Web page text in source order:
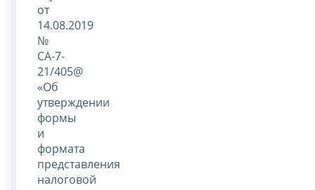
от
14.08.2019
№
СА-7-
21/405@
«Об
утверждении
формы
и
формата
представления
налоговой